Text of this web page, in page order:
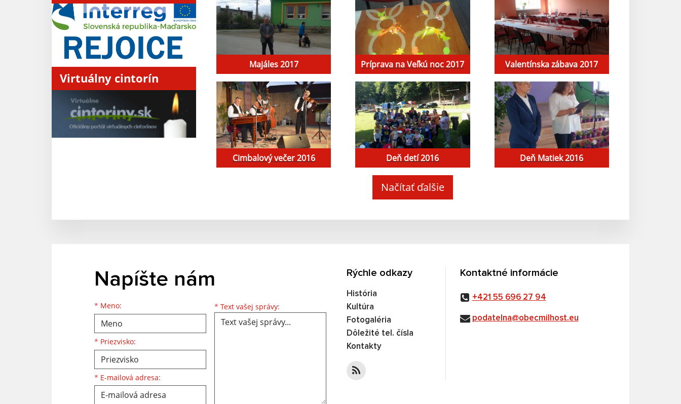
Virtuálny cintorín
Majáles 2017 Príprava na Veľkú noc 2017 Valentínska zábava 2017
Cimbalový večer 2016 Deň detí 2016 Deň Matiek 2016
Načítať ďalšie
Napíšte nám
* Meno:
Meno
* Priezvisko:
Priezvisko
* E-mailová adresa:
E-mailová adresa * Text vašej správy: Text vašej správy...
Rýchle odkazy
História
Kultúra
Fotogaléria
Dôležité tel. čísla
Kontakty
Kontaktné informácie
+421 55 696 27 94
podatelna@obecmilhost.eu